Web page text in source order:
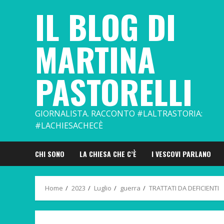
IL BLOG DI
MARTINA
PASTORELLI
GIORNALISTA. RACCONTO #LALTRASTORIA:
#LACHIESACHECÈ
CHI SONO LA CHIESA CHE C’È I VESCOVI PARLANO
Home 2023 Luglio guerra TRATTATI DA DEFICIENTI